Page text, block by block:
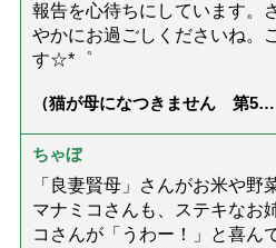
報告を心待ちにしています。
やかにお過ごしくださいね。
す☆*゜
（猫が母になつきません 第500
ちゃぼ
「良妻賢母」さんがお米や野
マナミコさんも、ステキなお
コさんが「うわー！」と喜ん